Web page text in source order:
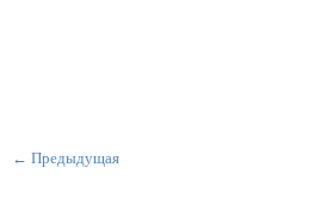
← Предыдущая